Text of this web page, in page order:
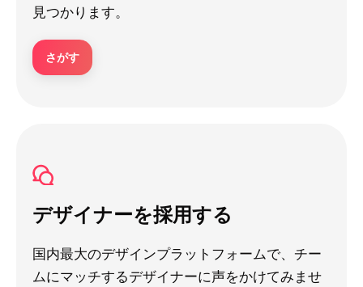
見つかります。
さがす
デザイナーを採用する
国内最大のデザインプラットフォームで、チー
ムにマッチするデザイナーに声をかけてみませ